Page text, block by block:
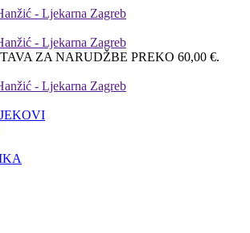
ZA NARUDŽBE PREKO 60,00 €.